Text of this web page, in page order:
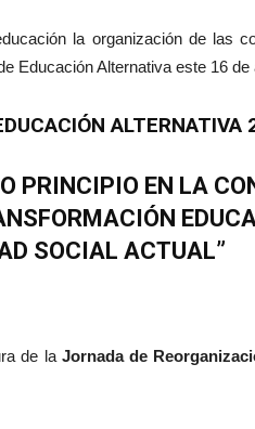
la organización de las
Educación Alternativa este 16 de
PRINCIPIO EN LA
SOCIAL ACTUAL”
de la Jornada de